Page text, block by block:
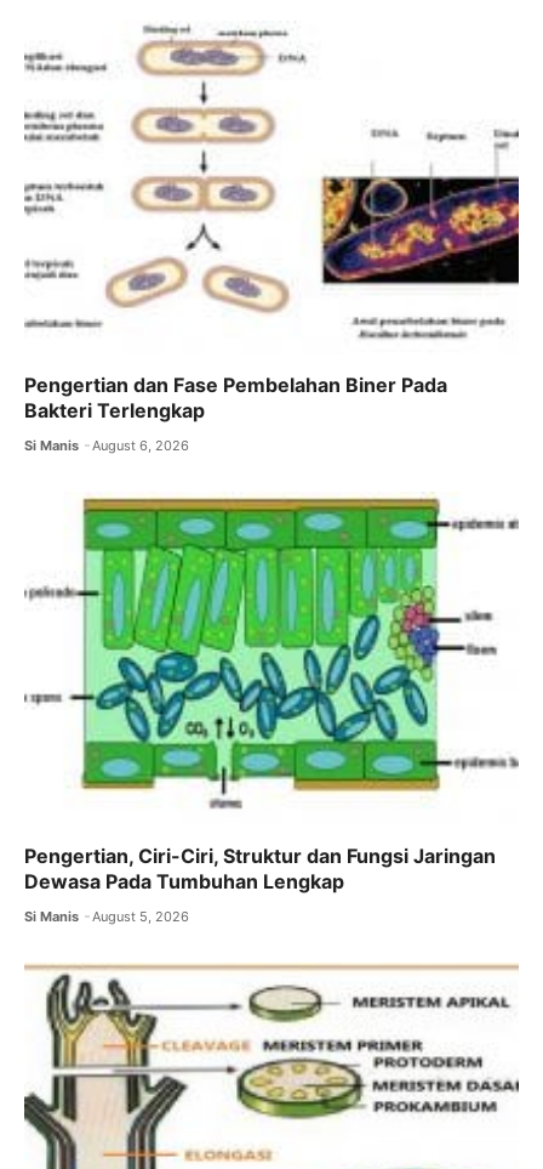
o
k
p
p
m
Pengertian dan Fase Pembelahan Biner Pada
Bakteri Terlengkap
Si Manis August 6, 2026
Pengertian, Ciri-Ciri, Struktur dan Fungsi Jaringan
Dewasa Pada Tumbuhan Lengkap
Si Manis August 5, 2026